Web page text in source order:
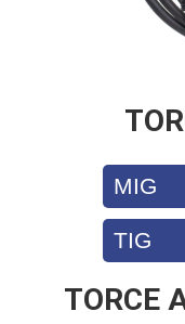
MIG
TIG
TORCE